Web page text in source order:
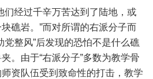
经过千辛万苦达到了陆地，或
礁岩。”而对所谓的右派分子而
党整风”后发现的恐怕不是什么礁
。由于“右派分子”多数为教学骨
资队伍受到致命性的打击，教学